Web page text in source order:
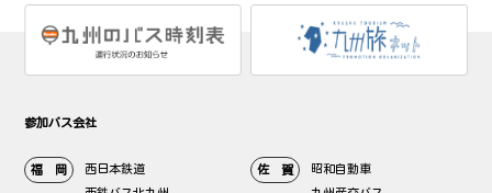
参加バス会社
福 岡
西日本鉄道
佐 賀
昭和自動車